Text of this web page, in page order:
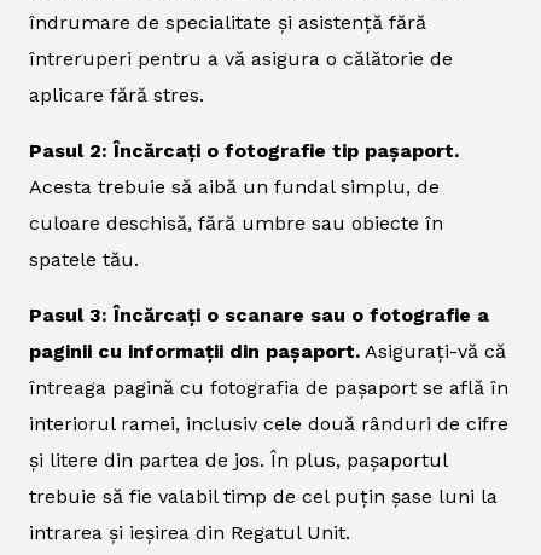
îndrumare de specialitate și asistență fără
întreruperi pentru a vă asigura o călătorie de
aplicare fără stres.
Pasul 2: Încărcați o fotografie tip pașaport.
Acesta trebuie să aibă un fundal simplu, de
culoare deschisă, fără umbre sau obiecte în
spatele tău.
Pasul 3: Încărcați o scanare sau o fotografie a
paginii cu informații din pașaport. Asigurați-vă că
întreaga pagină cu fotografia de pașaport se află în
interiorul ramei, inclusiv cele două rânduri de cifre
și litere din partea de jos. În plus, pașaportul
trebuie să fie valabil timp de cel puțin șase luni la
intrarea și ieșirea din Regatul Unit.